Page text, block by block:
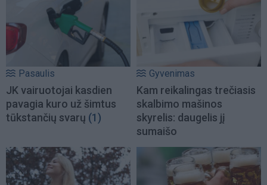
Pasaulis
JK vairuotojai kasdien
pavagia kuro už šimtus
tūkstančių svarų (1)
Gyvenimas
Kam reikalingas trečiasis
skalbimo mašinos
skyrelis: daugelis jį
sumaišo